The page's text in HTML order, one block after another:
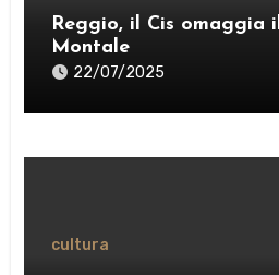
Reggio, il Cis omaggia
Montale
22/07/2025
cultura